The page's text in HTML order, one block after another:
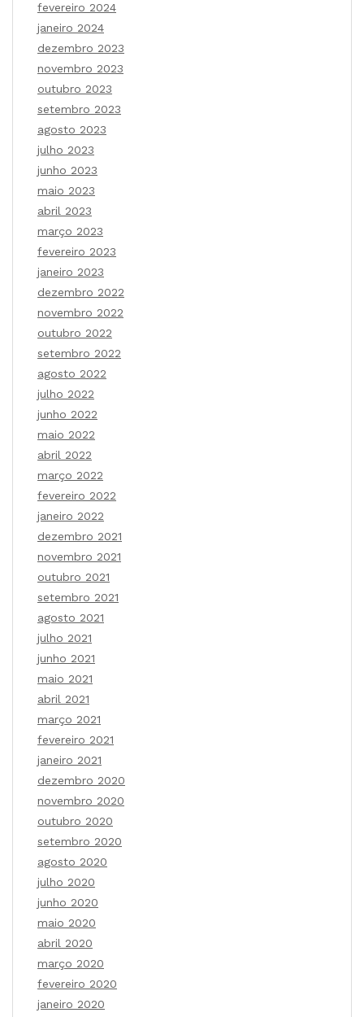
fevereiro 2024
janeiro 2024
dezembro 2023
novembro 2023
outubro 2023
setembro 2023
agosto 2023
julho 2023
junho 2023
maio 2023
abril 2023
março 2023
fevereiro 2023
janeiro 2023
dezembro 2022
novembro 2022
outubro 2022
setembro 2022
agosto 2022
julho 2022
junho 2022
maio 2022
abril 2022
março 2022
fevereiro 2022
janeiro 2022
dezembro 2021
novembro 2021
outubro 2021
setembro 2021
agosto 2021
julho 2021
junho 2021
maio 2021
abril 2021
março 2021
fevereiro 2021
janeiro 2021
dezembro 2020
novembro 2020
outubro 2020
setembro 2020
agosto 2020
julho 2020
junho 2020
maio 2020
abril 2020
março 2020
fevereiro 2020
janeiro 2020